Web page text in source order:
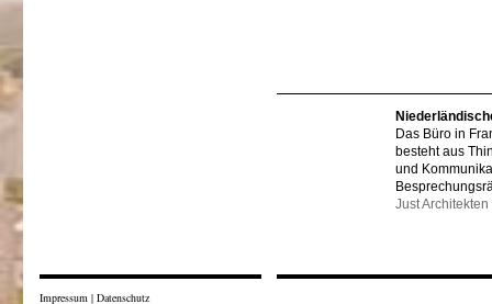
Das Büro in
besteht aus
und
Just Architekten
Impressum | Datenschutz